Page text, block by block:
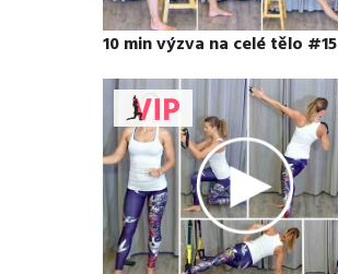
10 min výzva na celé tělo #15